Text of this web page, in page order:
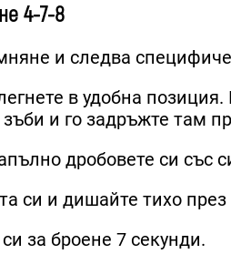
4-7-8
и следва
в удобна
и го задръжте там
дробовете си със
си и дишайте тихо
за броене 7 секунди.